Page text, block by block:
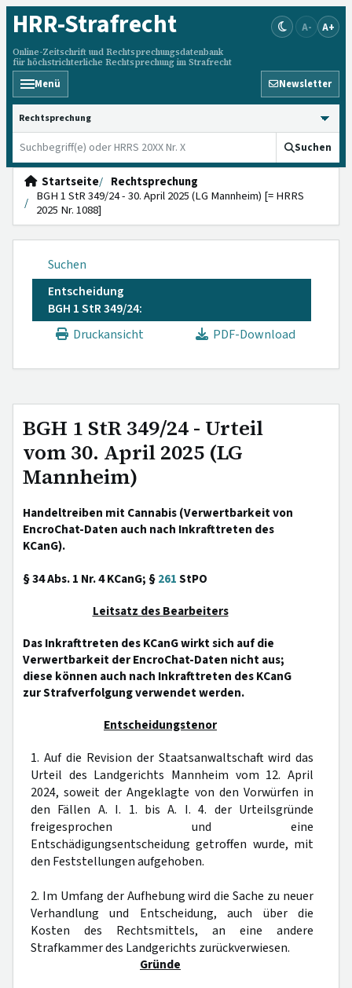
HRR-Strafrecht
Online-Zeitschrift und Rechtsprechungsdatenbank
für höchstrichterliche Rechtsprechung im Strafrecht
A- A+
Menü Newsletter
HRRS durchsuchen
Suchen
Startseite
Rechtsprechung
BGH 1 StR 349/24 - 30. April 2025 (LG Mannheim) [= HRRS
2025 Nr. 1088]
Suchen
Entscheidung
BGH 1 StR 349/24:
Druckansicht
PDF-Download
BGH 1 StR 349/24 - Urteil
vom 30. April 2025 (LG
Mannheim)
Handeltreiben mit Cannabis (Verwertbarkeit von
EncroChat-Daten auch nach Inkrafttreten des
KCanG).
§ 34 Abs. 1 Nr. 4 KCanG; §261StPO
Leitsatz des Bearbeiters
Das Inkrafttreten des KCanG wirkt sich auf die
Verwertbarkeit der EncroChat-Daten nicht aus;
diese können auch nach Inkrafttreten des KCanG
zur Strafverfolgung verwendet werden.
Entscheidungstenor
1. Auf die Revision der Staatsanwaltschaft wird das
Urteil des Landgerichts Mannheim vom 12. April
2024, soweit der Angeklagte von den Vorwürfen in
den Fällen A. I. 1. bis A. I. 4. der Urteilsgründe
freigesprochen und eine
Entschädigungsentscheidung getroffen wurde, mit
den Feststellungen aufgehoben.
2. Im Umfang der Aufhebung wird die Sache zu neuer
Verhandlung und Entscheidung, auch über die
Kosten des Rechtsmittels, an eine andere
Strafkammer des Landgerichts zurückverwiesen.
Gründe